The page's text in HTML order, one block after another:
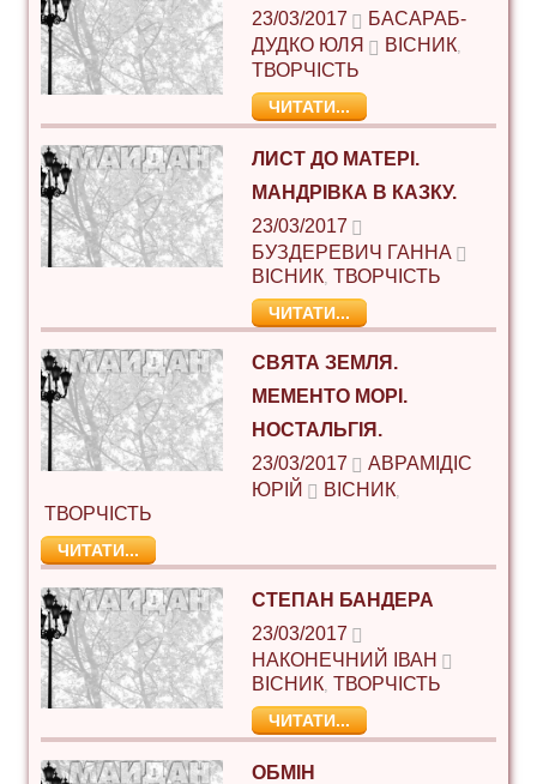
23/03/2017
БАСАРАБ-
ДУДКО ЮЛЯ
ВІСНИК,
ТВОРЧІСТЬ
ЧИТАТИ...
ЛИСТ ДО МАТЕРІ.
МАНДРІВКА В КАЗКУ.
23/03/2017
БУЗДЕРЕВИЧ ГАННА
ВІСНИК, ТВОРЧІСТЬ
ЧИТАТИ...
СВЯТА ЗЕМЛЯ.
МЕМЕНТО МОРІ.
НОСТАЛЬГІЯ.
23/03/2017
АВРАМІДІС
ЮРІЙ
ВІСНИК
ТВОРЧІСТЬ
ЧИТАТИ...
СТЕПАН БАНДЕРА
23/03/2017
НАКОНЕЧНИЙ ІВАН
ВІСНИК, ТВОРЧІСТЬ
ЧИТАТИ...
ОБМІН